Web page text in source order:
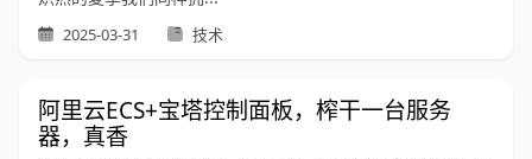
2025-03-31 技术
阿里云ECS+宝塔控制面板，榨干一台服务
器，真香